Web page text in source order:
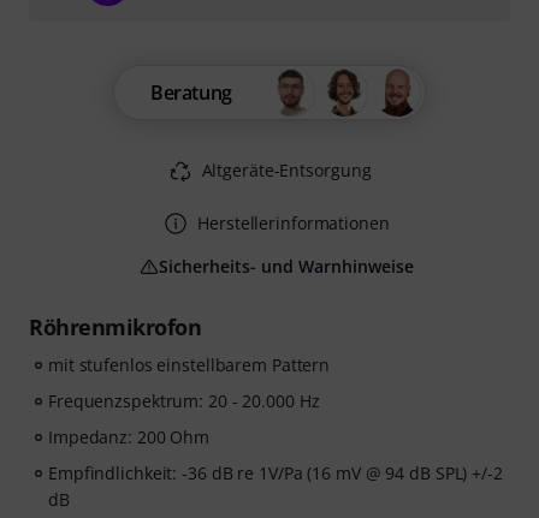
Röhrenmikrofon
mit stufenlos einstellbarem Pattern
Frequenzspektrum: 20 - 20.000 Hz
Impedanz: 200 Ohm
Empfindlichkeit: -36 dB re 1V/Pa (16 mV @ 94 dB SPL) +/-2
dB
Beratung
Altgeräte-Entsorgung
Herstellerinformationen
Sicherheits- und Warnhinweise